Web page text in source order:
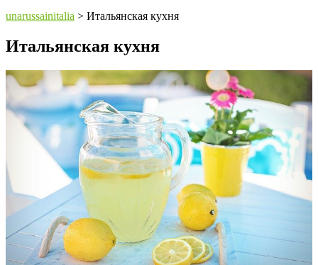
unarussainitalia > Итальянская кухня
Итальянская кухня